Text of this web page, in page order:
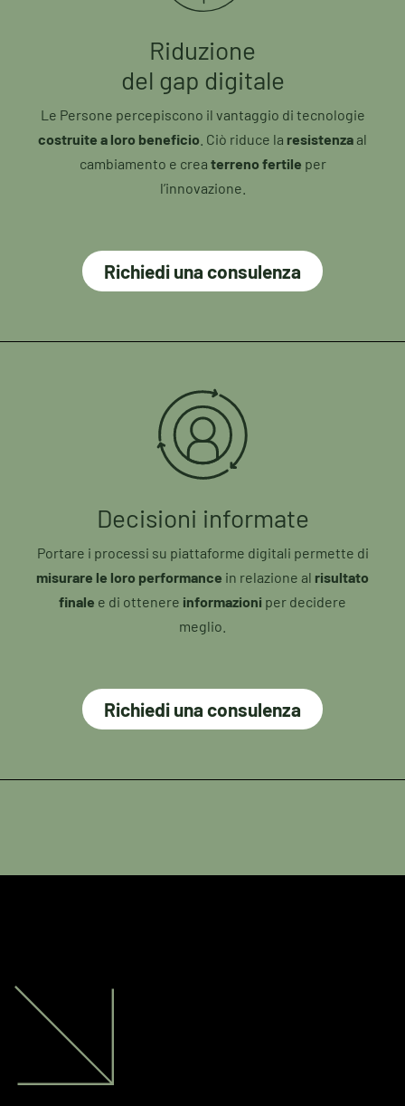
Riduzione
del gap digitale
Le Persone percepiscono il vantaggio di tecnologie
costruite a loro beneficio . Ciò riduce la resistenzaal
cambiamento e crea terreno fertile per
l’innovazione.
Richiedi una consulenza
Decisioni informate
Portare i processi su piattaforme digitali permette di
misurare le loro performance in relazione al risultato
finale e di ottenere informazioni per decidere
meglio.
Richiedi una consulenza